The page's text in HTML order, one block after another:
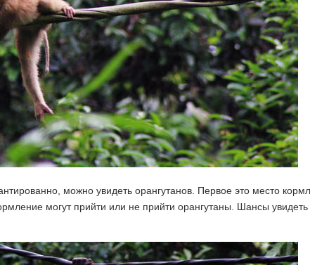
можно увидеть орангутанов. Первое это место
могут прийти или не прийти орангутаны. Шансы увидеть